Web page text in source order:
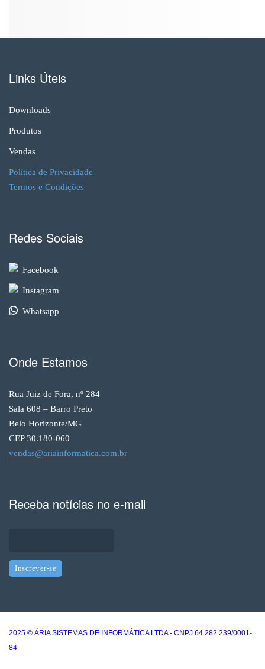
Links Úteis
Downloads
Produtos
Vendas
Política de Privacidade
Termos e Condições
Redes Sociais
Facebook
Instagram
Whatsapp
Onde Estamos
Rua Juiz de Fora, nº 284
Sala 608 – Barro Preto
Belo Horizonte/MG
CEP 30.180-060
vendas@ariainformatica.com.br
Receba notícias no e-mail
2025 © ÁRIA SISTEMAS DE INFORMÁTICA LTDA - CNPJ 64.282.239/0001-
84